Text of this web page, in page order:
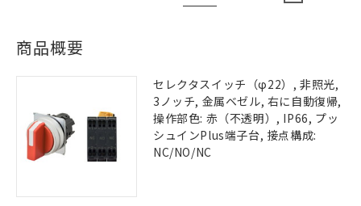
商品概要
セレクタスイッチ（φ22）, 非照光,
3ノッチ, 金属ベゼル, 右に自動復帰,
操作部色: 赤（不透明）, IP66, プッ
シュインPlus端子台, 接点構成:
NC/NO/NC